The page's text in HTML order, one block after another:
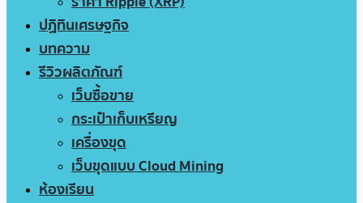
ปฏิทินเศรษฐกิจ
บทความ
รีวิวผลิตภัณฑ์
เว็บซื้อขาย
กระเป๋าเก็บเหรียญ
เครื่องขุด
เว็บขุดแบบ Cloud Mining
ห้องเรียน